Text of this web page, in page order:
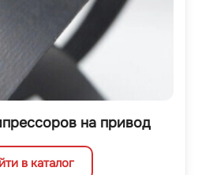
на привод
в каталог